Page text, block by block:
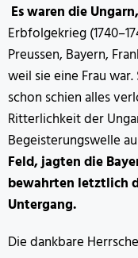
Es waren die
Erbfolgekrieg
Preussen, Bayern,
weil sie eine Frau
schon schien alles
Ritterlichkeit der
Begeisterungswelle
Feld, jagten die
bewahrten letztlich
Untergang.
Die dankbare